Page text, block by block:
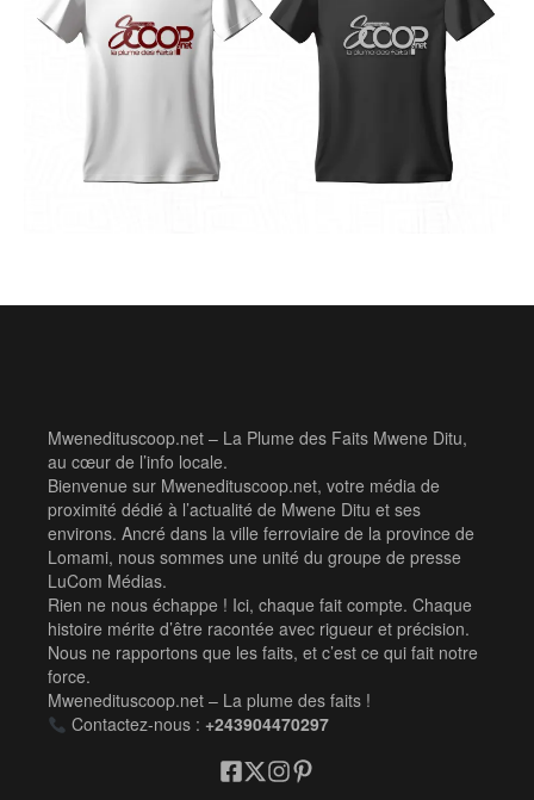
Mwenedituscoop.net – La Plume des Faits Mwene Ditu,
au cœur de l’info locale.
Bienvenue sur Mwenedituscoop.net, votre média de
proximité dédié à l’actualité de Mwene Ditu et ses
environs. Ancré dans la ville ferroviaire de la province de
Lomami, nous sommes une unité du groupe de presse
LuCom Médias.
Rien ne nous échappe ! Ici, chaque fait compte. Chaque
histoire mérite d’être racontée avec rigueur et précision.
Nous ne rapportons que les faits, et c’est ce qui fait notre
force.
Mwenedituscoop.net – La plume des faits !
Contactez-nous : +243904470297